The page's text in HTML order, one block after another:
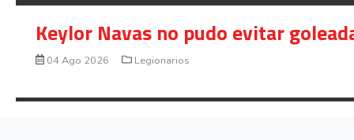
Keylor Navas no pudo evitar
04 Ago 2026 Legionarios